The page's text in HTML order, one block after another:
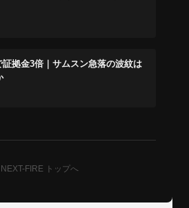
拠金3倍｜サムスン急落の波紋は
FIRE トップへ